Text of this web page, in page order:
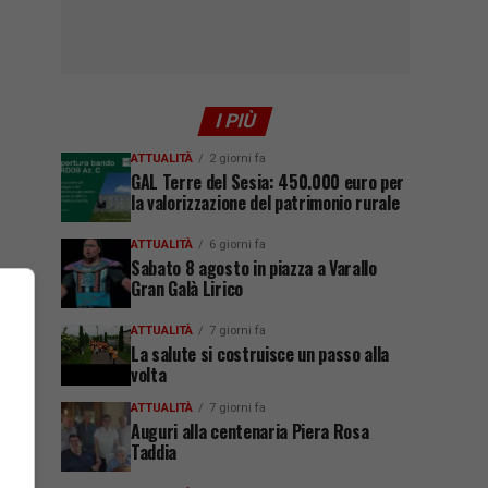
I PIÙ
ATTUALITÀ 2 giorni fa
GAL Terre del Sesia: 450.000 euro per
la valorizzazione del patrimonio rurale
ATTUALITÀ 6 giorni fa
Sabato 8 agosto in piazza a Varallo
Gran Galà Lirico
ATTUALITÀ 7 giorni fa
La salute si costruisce un passo alla
volta
ATTUALITÀ 7 giorni fa
Auguri alla centenaria Piera Rosa
Taddia